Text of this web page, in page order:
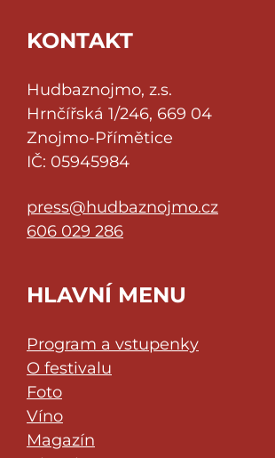
KONTAKT
Hudbaznojmo, z.s.
Hrnčířská 1/246, 669 04
Znojmo-Přímětice
IČ: 05945984
press@hudbaznojmo.cz
606 029 286
HLAVNÍ MENU
Program a vstupenky
O festivalu
Foto
Víno
Magazín